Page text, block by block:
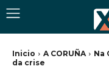
Inicio A CORUÑA
Na
da crise